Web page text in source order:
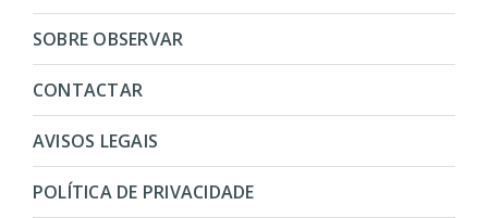
SOBRE OBSERVAR
CONTACTAR
AVISOS LEGAIS
POLÍTICA DE PRIVACIDADE